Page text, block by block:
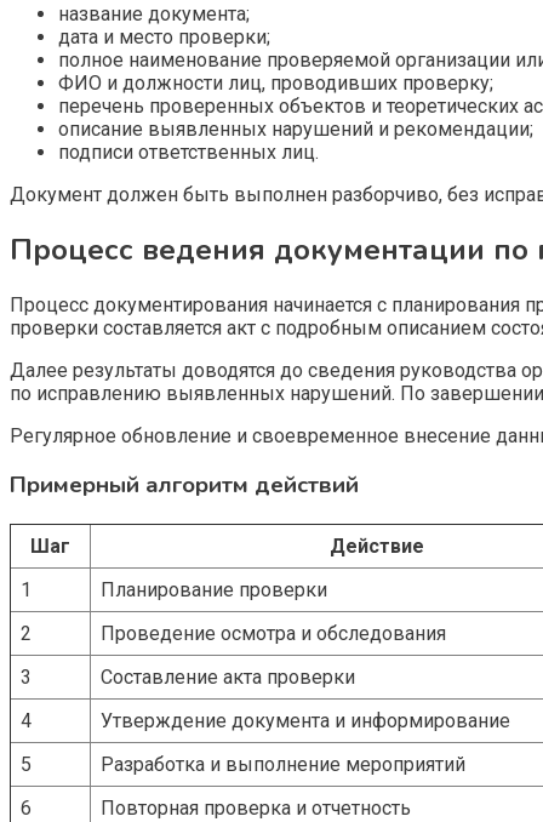
название документа;
дата и место проверки;
полное наименование проверяемой организации
ФИО и должности лиц, проводивших проверку;
перечень проверенных объектов и теоретических
описание выявленных нарушений и рекомендации;
подписи ответственных лиц.
Документ должен быть выполнен разборчиво, без
Процесс ведения документации по
Процесс документирования начинается с
проверки составляется акт с подробным описанием
Далее результаты доводятся до сведения руководства
по исправлению выявленных нарушений. По завершении
Регулярное обновление и своевременное внесение
Примерный алгоритм действий
Шаг
Действие
1
Планирование проверки
2
Проведение осмотра и обследования
3
Составление акта проверки
4
Утверждение документа и информирование
5
Разработка и выполнение мероприятий
6
Повторная проверка и отчетность